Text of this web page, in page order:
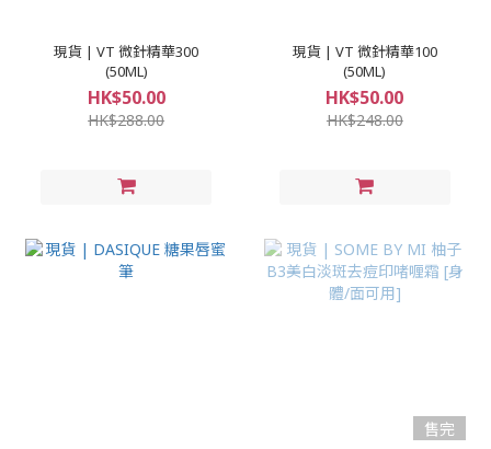
現貨 | VT 微針精華300
(50ML)
HK$50.00
HK$288.00
現貨 | VT 微針精華100
(50ML)
HK$50.00
HK$248.00
售完